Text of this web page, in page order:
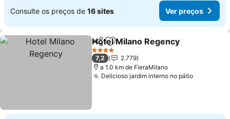
Consulte os preços de 16 sites Ver preços
PartilharAdicionar aos favoritos
Hotel Milano Regency
4 Estrelas
7,2
2.779
a 1.0 km de FieraMilano
Delicioso jardim interno no pátioVer